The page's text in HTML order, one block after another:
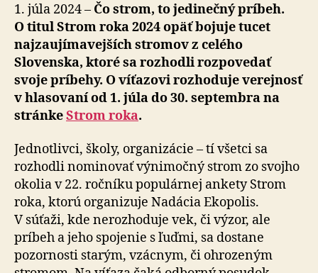
1. júla 2024 – Čo strom, to jedinečný príbeh.
O titul Strom roka 2024 opäť bojuje tucet
najzaujímavejších stromov z celého
Slovenska, ktoré sa rozhodli rozpovedať
svoje príbehy. O víťazovi rozhoduje verejnosť
v hlasovaní od 1. júla do 30. septembra na
stránkeStrom roka.
Jednotlivci, školy, organizácie – tí všetci sa
rozhodli nominovať výnimočný strom zo svojho
okolia v 22. ročníku populárnej ankety Strom
roka, ktorú organizuje Nadácia Ekopolis.
V súťaži, kde nerozhoduje vek, či výzor, ale
príbeh a jeho spojenie s ľuďmi, sa dostane
pozornosti starým, vzácnym, či ohrozeným